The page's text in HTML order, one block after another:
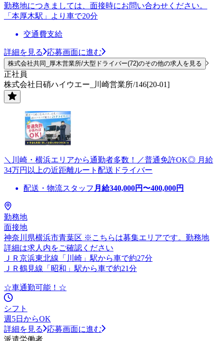
勤務地につきましては、面接時にお問い合わせください。
「本厚木駅」より車で20分
交通費支給
詳細を見る 応募画面に進む
株式会社共同_厚木営業所/大型ドライバー(72)のその他の求人を見る
正社員
株式会社日硝ハイウエー_川崎営業所/146[20-01]
＼川崎・横浜エリアから通勤者多数！／普通免許OK◎ 月給
34万円以上の近距離ルート配送ドライバー
配送・物流スタッフ 月給340,000円〜400,000円
勤務地
面接地
神奈川県横浜市青葉区 ※こちらは募集エリアです。勤務地
詳細は求人内をご確認ください
ＪＲ京浜東北線「川崎」駅から車で約27分
ＪＲ鶴見線「昭和」駅から車で約21分
☆車通勤可能！☆
シフト
週5日からOK
詳細を見る
応募画面に進む
派遣労働者